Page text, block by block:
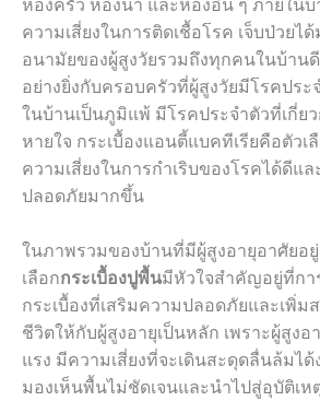
ห้องครัว ห้องน้ำ และห้องอื่น ๆ ภายใน
ความเสี่ยงในการติดเชื้อโรค เจ็บป่วยไ
อนามัยของผู้สูงวัยรวมถึงทุกคนในบ้าน
อย่างยิ่งกับครอบครัวที่ผู้สูงวัยมีโรคปร
ในบ้านเป็นภูมิแพ้ มีโรคประจำตัวที่เกี่ย
หายใจ กระเบื้องแอนตี้แบคทีเรียคือตัวเ
ความเสี่ยงในการกำเริบของโรคได้ดีแ
ปลอดภัยมากขึ้น
ในภาพรวมของบ้านที่มีผู้สูงอายุอาศัยอ
เลือกกระเบื้องปูพื้นมีหัวใจสำคัญอยู่ที่กา
กระเบื้องที่เสริมความปลอดภัยและเพิ่ม
ชีวิตให้กับผู้สูงอายุเป็นหลัก เพราะผู้สูงอ
แรง มีความเสี่ยงที่จะเดินสะดุดลื่นล้มได้
มองเห็นพื้นไม่ชัดเจนและนำไปสู่อุบัติเห